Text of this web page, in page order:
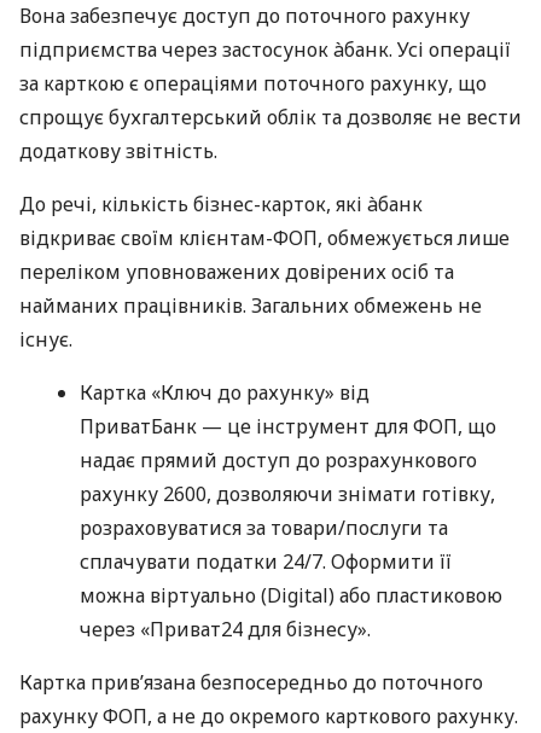
Вона забезпечує доступ до поточного рахунку
підприємства через застосунок àбанк. Усі операції
за карткою є операціями поточного рахунку, що
спрощує бухгалтерський облік та дозволяє не вести
додаткову звітність.
До речі, кількість бізнес-карток, які àбанк
відкриває своїм клієнтам-ФОП, обмежується лише
переліком уповноважених довірених осіб та
найманих працівників. Загальних обмежень не
існує.
Картка «Ключ до рахунку» від
ПриватБанк — це інструмент для ФОП, що
надає прямий доступ до розрахункового
рахунку 2600, дозволяючи знімати готівку,
розраховуватися за товари/послуги та
сплачувати податки 24/7. Оформити її
можна віртуально (Digital) або пластиковою
через «Приват24 для бізнесу».
Картка прив’язана безпосередньо до поточного
рахунку ФОП, а не до окремого карткового рахунку.